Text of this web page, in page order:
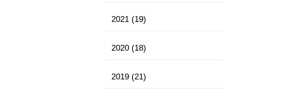
2021 (19)
2020 (18)
2019 (21)